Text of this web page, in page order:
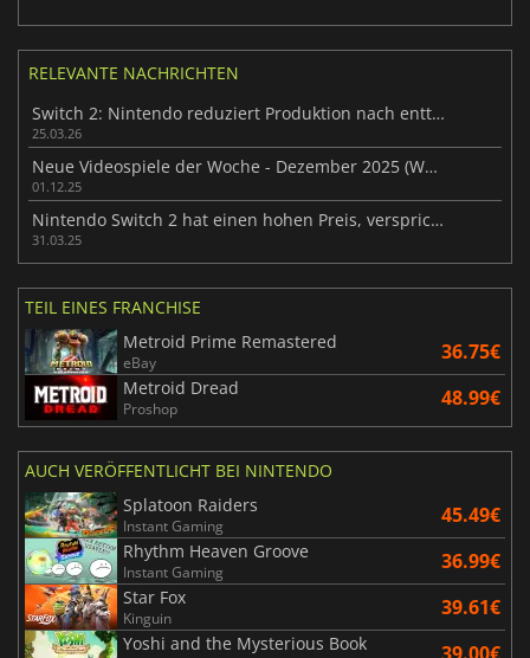
RELEVANTE NACHRICHTEN
Switch 2: Nintendo reduziert Produktion nach enttäuschendem Start
25.03.26
Neue Videospiele der Woche - Dezember 2025 (Woche 49)
01.12.25
Nintendo Switch 2 hat einen hohen Preis, verspricht einen spektakulären Start
31.03.25
TEIL EINES FRANCHISE
Metroid Prime Remastered
eBay 36.75€
Metroid Dread
Proshop 48.99€
AUCH VERÖFFENTLICHT BEI NINTENDO
Splatoon Raiders
Instant Gaming 45.49€
Rhythm Heaven Groove
Instant Gaming 36.99€
Star Fox
Kinguin 39.61€
Yoshi and the Mysterious Book